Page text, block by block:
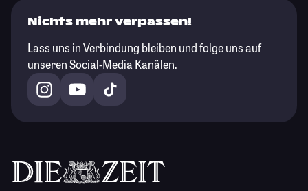
Nichts mehr verpassen!
Lass uns in Verbindung bleiben und folge uns auf
unseren Social-Media Kanälen.